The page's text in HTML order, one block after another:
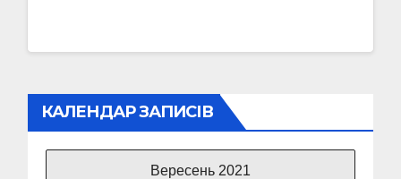
КАЛЕНДАР ЗАПИСІВ
Вересень 2021